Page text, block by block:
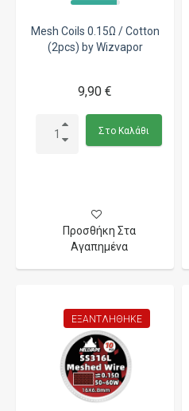
Mesh Coils 0.15Ω / Cotton
(2pcs) by Wizvapor
9,90 €
Στο Καλάθι
Προσθήκη Στα
Αγαπημένα
ΕΞΑΝΤΛΉΘΗΚΕ